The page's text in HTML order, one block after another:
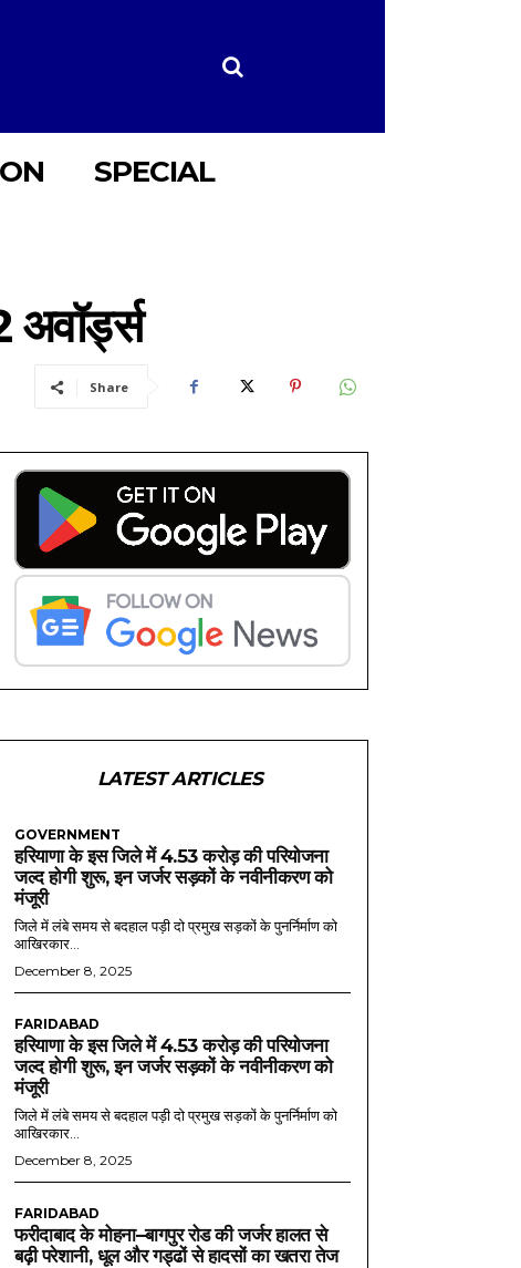
SPECIAL
अवॉर्ड्स
Share
LATEST ARTICLES
GOVERNMENT
हरियाणा के इस जिले में 4.53 करोड़ की परियोजना
जल्द होगी शुरू, इन जर्जर सड़कों के नवीनीकरण को
मंजूरी
जिले में लंबे समय से बदहाल पड़ी दो प्रमुख सड़कों के पुनर्निर्माण को
आखिरकार...
December 8, 2025
FARIDABAD
हरियाणा के इस जिले में 4.53 करोड़ की परियोजना
जल्द होगी शुरू, इन जर्जर सड़कों के नवीनीकरण को
मंजूरी
जिले में लंबे समय से बदहाल पड़ी दो प्रमुख सड़कों के पुनर्निर्माण को
आखिरकार...
December 8, 2025
FARIDABAD
फरीदाबाद के मोहना–बागपुर रोड की जर्जर हालत से
बढ़ी परेशानी, धूल और गड्ढों से हादसों का खतरा तेज